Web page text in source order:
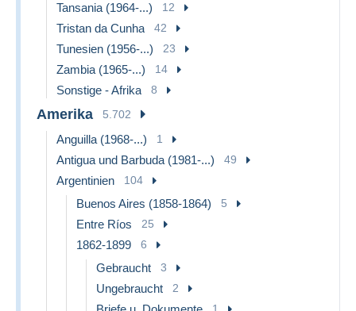
Tansania (1964-...) 12
Tristan da Cunha 42
Tunesien (1956-...) 23
Zambia (1965-...) 14
Sonstige - Afrika 8
Amerika 5.702
Anguilla (1968-...) 1
Antigua und Barbuda (1981-...) 49
Argentinien 104
Buenos Aires (1858-1864) 5
Entre Ríos 25
1862-1899 6
Gebraucht 3
Ungebraucht 2